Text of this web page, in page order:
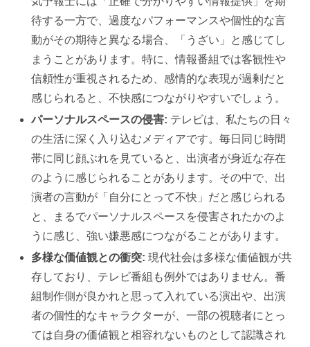
待する一方で、過度なパフォーマンスや個性的な言
動がその期待と異なる場合、「うざい」と感じてし
まうことがあります。特に、情報番組では客観性や
信頼性が重視されるため、感情的な表現が過剰だと
感じられると、不快感につながりやすいでしょう。
パーソナルスペースの侵害: テレビは、私たちの日々
の生活に深く入り込むメディアです。毎日同じ時間
帯に同じ顔ぶれを見ていると、出演者が身近な存在
のように感じられることがあります。その中で、出
演者の言動が「自分にとって不快」だと感じられる
と、まるでパーソナルスペースを侵害されたかのよ
うに感じ、強い嫌悪感につながることがあります。
多様な価値観との衝突: 現代社会は多様な価値観が共
存しており、テレビ番組も例外ではありません。番
組制作側が良かれと思って入れている演出や、出演
者の個性的なキャラクターが、一部の視聴者にとっ
ては自身の価値観と相容れないものとして認識され